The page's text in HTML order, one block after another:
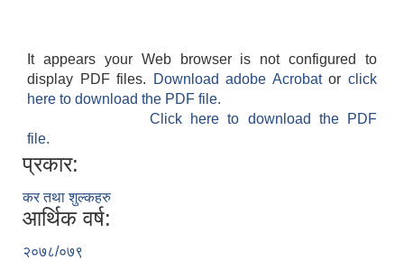
It appears your Web browser is not configured to
display PDF files.
Download adobe Acrobatorclick
here to download the PDF file.
Click here to download the PDF
file.
प्रकार:
कर तथा शुल्कहरु
आर्थिक वर्ष:
२०७८/०७९